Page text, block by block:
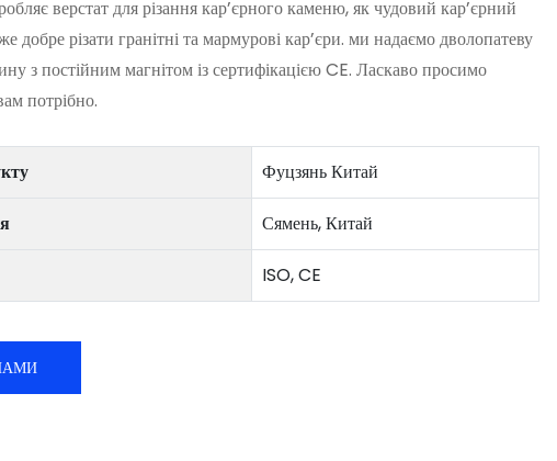
верстат для різання кар’єрного каменю, як чудовий кар’єрний
добре різати гранітні та мармурові кар’єри. ми надаємо дволопатеву
з постійним магнітом із сертифікацією CE. Ласкаво просимо
потрібно.
Фуцзянь Китай
Сямень, Китай
ISO, CE